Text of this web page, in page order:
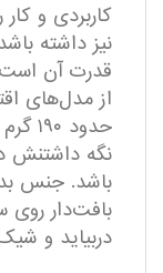
کاربردی و
نیز داشته
از مدل‌‌های
نگه داشتنش
باشد. جنس
بافت‌دار
دربیاید و